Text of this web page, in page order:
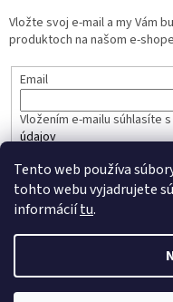
Tento web používa
tohto webu vyjadrujete
informáciítu.
Vložte svoj e-mail a my Vám
produktoch na našom e-
Email
Vložením e-mailu súhlasíte s
údajov
PRIHLÁSIŤ SA